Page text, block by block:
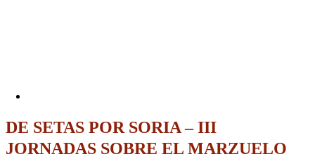
DE SETAS POR SORIA – III
JORNADAS SOBRE EL MARZUELO